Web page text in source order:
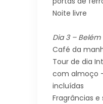
Noite livre
Dia 3 – Belém
Café da
Tour de dia
com almoço
incluídas
Fragrâncias e